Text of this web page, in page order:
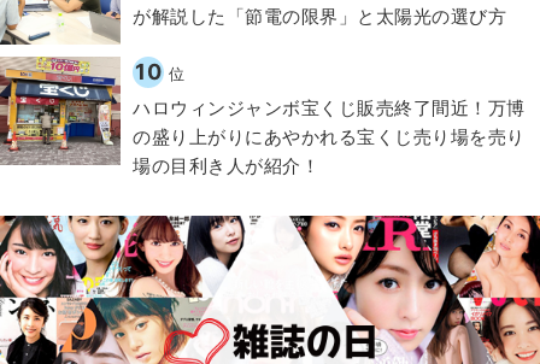
が解説した「節電の限界」と太陽光の選び方
10 位
ハロウィンジャンボ宝くじ販売終了間近！万博
の盛り上がりにあやかれる宝くじ売り場を売り
場の目利き人が紹介！